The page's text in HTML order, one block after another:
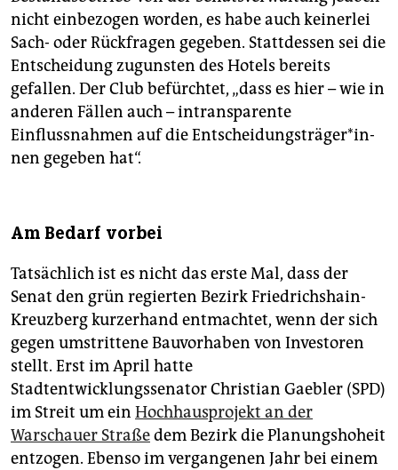
nicht einbezogen worden, es habe auch keinerlei
Sach- oder Rückfragen gegeben. Stattdessen sei die
Entscheidung zugunsten des Hotels bereits
gefallen. Der Club befürchtet, „dass es hier – wie in
anderen Fällen auch – intransparente
Einflussnahmen auf die Ent­schei­dungs­trä­ge­r*in­
nen gegeben hat“.
Am Bedarf vorbei
Tatsächlich ist es nicht das erste Mal, dass der
Senat den grün regierten Bezirk Friedrichshain-
Kreuzberg kurzerhand entmachtet, wenn der sich
gegen umstrittene Bauvorhaben von Investoren
stellt. Erst im April hatte
Stadtentwicklungssenator Christian Gaebler (SPD)
im Streit um ein Hochhausprojekt an der
Warschauer Straßedem Bezirk die Planungshoheit
entzogen. Ebenso im vergangenen Jahr bei einem